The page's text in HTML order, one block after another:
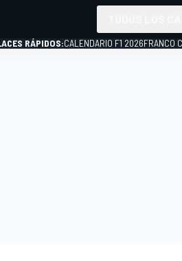
RÁPIDOS:CALENDARIO F1 2026FRANCO